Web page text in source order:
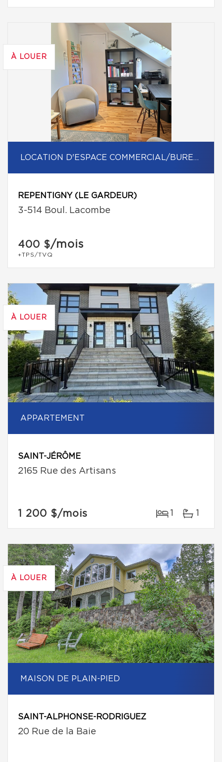
À LOUER
LOCATION D'ESPACE COMMERCIAL/BUREAU
REPENTIGNY (LE GARDEUR)
3-514 Boul. Lacombe
400 $/mois
+TPS/TVQ
À LOUER
APPARTEMENT
SAINT-JÉRÔME
2165 Rue des Artisans
1 200 $/mois 1 1
À LOUER
MAISON DE PLAIN-PIED
SAINT-ALPHONSE-RODRIGUEZ
20 Rue de la Baie